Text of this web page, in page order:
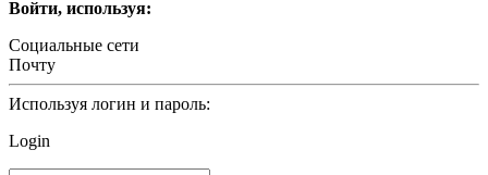
Войти, используя:
Социальные сети
Почту
Используя логин и пароль:
Login